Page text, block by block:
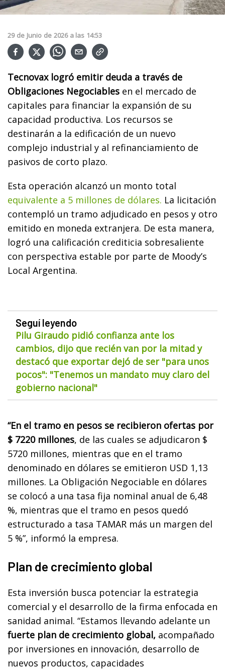
29 de Junio de 2026 a las 14:53
Tecnovax logró emitir deuda a través de
Obligaciones Negociables en el mercado de
capitales para financiar la expansión de su
capacidad productiva. Los recursos se
destinarán a la edificación de un nuevo
complejo industrial y al refinanciamiento de
pasivos de corto plazo.
Esta operación alcanzó un monto total
equivalente a 5 millones de dólares. La licitación
contempló un tramo adjudicado en pesos y otro
emitido en moneda extranjera. De esta manera,
logró una calificación crediticia sobresaliente
con perspectiva estable por parte de Moody’s
Local Argentina.
Seguí leyendo
Pilu Giraudo pidió confianza ante los
cambios, dijo que recién van por la mitad y
destacó que exportar dejó de ser "para unos
pocos": "Tenemos un mandato muy claro del
gobierno nacional"
“En el tramo en pesos se recibieron ofertas por
$ 7220 millones, de las cuales se adjudicaron $
5720 millones, mientras que en el tramo
denominado en dólares se emitieron USD 1,13
millones. La Obligación Negociable en dólares
se colocó a una tasa fija nominal anual de 6,48
%, mientras que el tramo en pesos quedó
estructurado a tasa TAMAR más un margen del
5 %”, informó la empresa.
Plan de crecimiento global
Esta inversión busca potenciar la estrategia
comercial y el desarrollo de la firma enfocada en
sanidad animal. “Estamos llevando adelante un
fuerte plan de crecimiento global, acompañado
por inversiones en innovación, desarrollo de
nuevos productos, capacidades